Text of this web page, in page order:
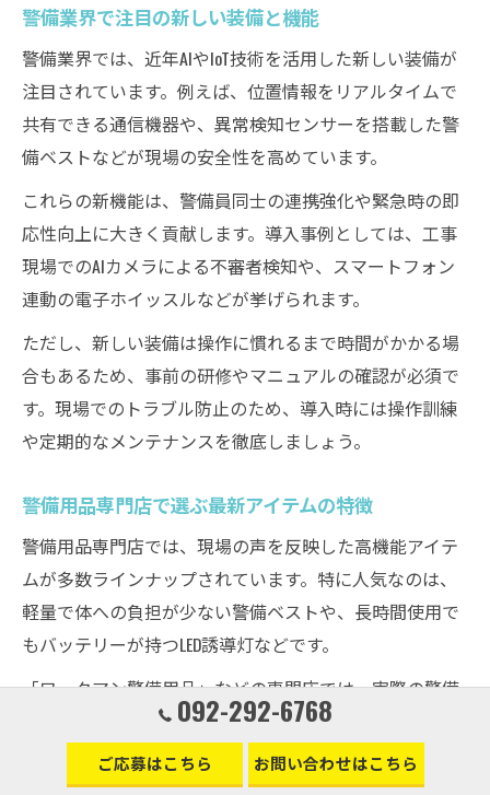
警備業界で注目の新しい装備と機能
警備業界では、近年AIやIoT技術を活用した新しい装備が
注目されています。例えば、位置情報をリアルタイムで
共有できる通信機器や、異常検知センサーを搭載した警
備ベストなどが現場の安全性を高めています。
これらの新機能は、警備員同士の連携強化や緊急時の即
応性向上に大きく貢献します。導入事例としては、工事
現場でのAIカメラによる不審者検知や、スマートフォン
連動の電子ホイッスルなどが挙げられます。
ただし、新しい装備は操作に慣れるまで時間がかかる場
合もあるため、事前の研修やマニュアルの確認が必須で
す。現場でのトラブル防止のため、導入時には操作訓練
や定期的なメンテナンスを徹底しましょう。
警備用品専門店で選ぶ最新アイテムの特徴
警備用品専門店では、現場の声を反映した高機能アイテ
ムが多数ラインナップされています。特に人気なのは、
軽量で体への負担が少ない警備ベストや、長時間使用で
もバッテリーが持つLED誘導灯などです。
「ワークマン警備用品」などの専門店では、実際の警備
員によるフィードバックをもとに商品改良が行われてい
るため、現場での使いやすさが追求されています。試着
やデモ機体験ができる店舗も増えているので、初心者で
092-292-6768
ご応募はこちら お問い合わせはこちら